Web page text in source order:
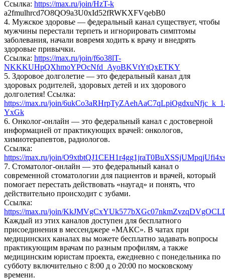
Ссылка: https://max.ru/join/HzT-k
a2fmulhrcd7O8QO9a3U0xId52fRWKXFVqebB0
4. Мужское здоровье — федеральный канал существует, чтобы
мужчины перестали терпеть и игнорировать симптомы
заболевания, начали вовремя ходить к врачу и внедрять
здоровые привычки.
Ссылка: https://max.ru/join/f6o38lT-
NKKKUHpQXhmoYPOcNfd_AyoBKVtYtQxETKY
5. Здоровое долголетие — это федеральный канал для
здоровых родителей, здоровых детей и их здорового
долголетия! Ссылка:
https://max.ru/join/
YxGk
6. Онколог-онлайн — это федеральный канал с достоверной
информацией от практикующих врачей: онкологов,
химиотерапевтов, радиологов.
Ссылка:
https://max.ru/join/
7. Стоматолог-онлайн — это федеральный канал о
современной стоматологии для пациентов и врачей, который
помогает перестать действовать «наугад» и понять, что
действительно происходит с зубами.
Ссылка:
https://max.ru/join/
Каждый из этих каналов доступен для бесплатного
присоединения в мессенджере «МАКС». В чатах при
медицинских каналах вы можете бесплатно задавать вопросы
практикующим врачам по разным профилям, а также
медицинским юристам проекта, ежедневно с понедельника по
субботу включительно с 8:00 д о 20:00 по московскому
времени.